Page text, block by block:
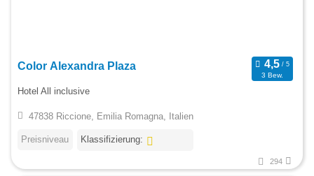
Color Alexandra Plaza
3 Bew.
Hotel All inclusive
47838 Riccione, Emilia Romagna, Italien
Preisniveau Klassifizierung:
294